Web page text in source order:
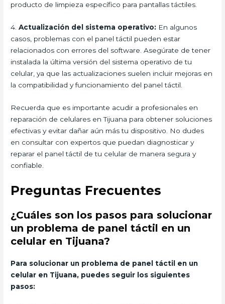
producto de limpieza específico para pantallas táctiles.
4.Actualización del sistema operativo: En algunos
casos, problemas con el panel táctil pueden estar
relacionados con errores del software. Asegúrate de tener
instalada la última versión del sistema operativo de tu
celular, ya que las actualizaciones suelen incluir mejoras en
la compatibilidad y funcionamiento del panel táctil.
Recuerda que es importante acudir a profesionales en
reparación de celulares en Tijuana para obtener soluciones
efectivas y evitar dañar aún más tu dispositivo. No dudes
en consultar con expertos que puedan diagnosticar y
reparar el panel táctil de tu celular de manera segura y
confiable.
Preguntas Frecuentes
¿Cuáles son los pasos para solucionar
un problema de panel táctil en un
celular en Tijuana?
Para solucionar un problema de panel táctil en un
celular en Tijuana, puedes seguir los siguientes
pasos: